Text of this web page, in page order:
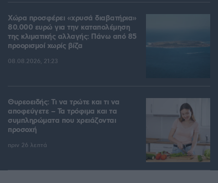
Χώρα προσφέρει «χρυσά διαβατήρια»
80.000 ευρώ για την καταπολέμηση
της κλιματικής αλλαγής: Πάνω από 85
προορισμοί χωρίς βίζα
08.08.2026, 21:23
Θυρεοειδής: Τι να τρώτε και τι να
αποφεύγετε – Τα τρόφιμα και τα
συμπληρώματα που χρειάζονται
προσοχή
πριν 26 λεπτά